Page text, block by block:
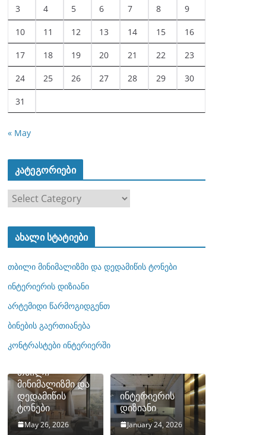
3 4 5 6 7 8 9
10 11 12 13 14 15 16
17 18 19 20 21 22 23
24 25 26 27 28 29 30
31
« May
კატეგორიები
ტ
ო
რ
ბ
ი
ახალი სტატიები
თბილი მინიმალიზმი და დედამიწის ტონები
ინტერიერის დიზიანი
არტემიდი წარმოგიდგენთ
ბინების გაერთიანება
კონტრასტები ინტერიერში
თბილი
მინიმალიზმი და
დედამიწის
ტონები
May 26, 2026
ინტერიერის
დიზიანი
January 24, 2026